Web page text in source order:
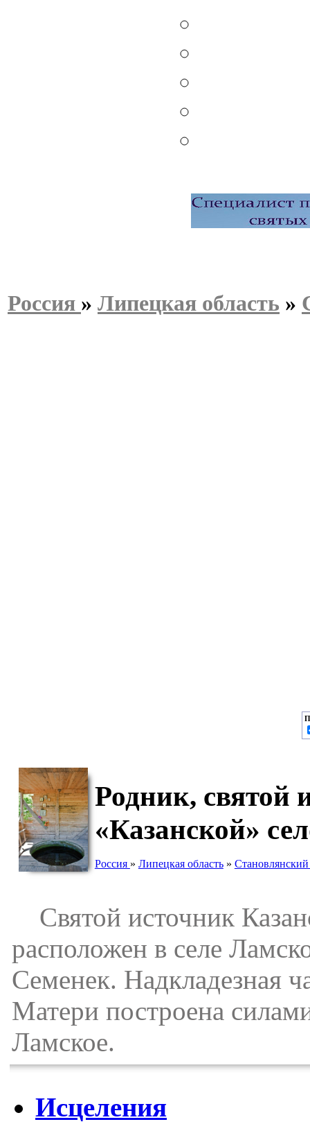
Россия » Липецкая область »
Родник, святой
«Казанской»
Россия » Липецкая область»
Святой источник
расположен в селе
Семенек. Надкладезная
Матери построена
Ламское.
Исцеления